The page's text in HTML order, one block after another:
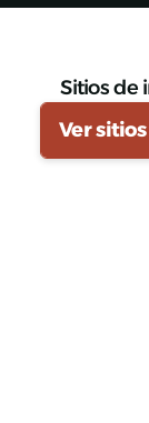
Sitios de
Ver